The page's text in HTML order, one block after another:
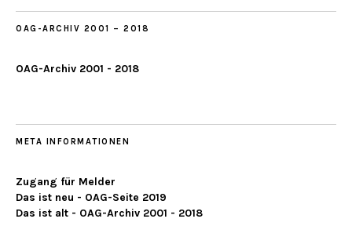
OAG-ARCHIV 2001 – 2018
OAG-Archiv 2001 - 2018
META INFORMATIONEN
Zugang für Melder
Das ist neu - OAG-Seite 2019
Das ist alt - OAG-Archiv 2001 - 2018